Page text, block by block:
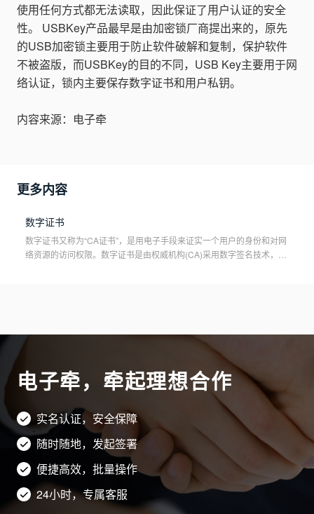
使用任何方式都无法读取，因此保证了用户认证的安全
性。 USBKey产品最早是由加密锁厂商提出来的，原先
的USB加密锁主要用于防止软件破解和复制，保护软件
不被盗版，而USBKey的目的不同，USB Key主要用于网
络认证，锁内主要保存数字证书和用户私钥。
内容来源：电子牵
更多内容
数字证书
数字证书又称为“CA证书”，是用电子手段来证实一个用户的身份和对网
络资源的访问权限。数字证书是由权威机构(CA)采用数字签名技术，颁
请人的身份进行查验，并对有关材料进行审查。 那么电子签名认证证
书需要包含哪些内容呢？按照《中华人民共和国电子签名法》的规定，
电子认证服务提供者签发的电子签名认证证书应当准确无误，并应当载
明下列内容： （一）电子认证服务提供者名称； （二）证书持有人名
称； （三）证书序列号； （四）证书有效期； （五）证书持有人的
电子签名验证数据； （六）电子认证服务提供者的电子签名； （七）
国务院信息产业主管部门规定的其他内容。 电子认证服务提供者应当
妥善保存与认证相关的信息，信息保存期限至少为电子签名认证证书失
效后五年。 是不是电子签名认证证书一经签发就永久有效呢？当然不
是的。电子签名认证证书都是有有效期的，超出有效期的认证证书就会
失效，无法继续用于电子签名。而且一旦出现下面这些情况，电子认证
服务机构可以撤销其签发的电子签名认证证书，例如 （一）证书持有
人申请撤销证书；（二）证书持有人提供的信息不真实；（三）证书持
电子牵，牵起理想合作
实名认证，安全保障
随时随地，发起签署
便捷高效，批量操作
24小时，专属客服